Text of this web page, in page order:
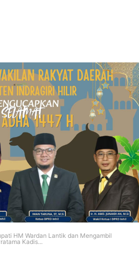
HM Wardan Lantik dan Mengambil
Kadis...